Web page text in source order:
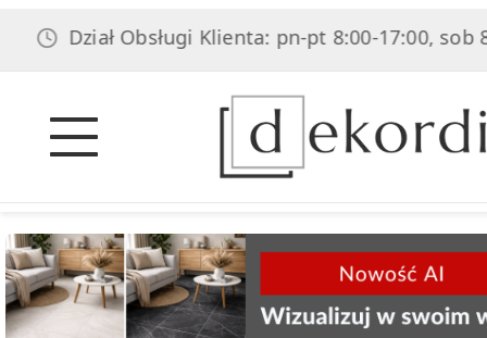
Dział Obsługi Klienta: pn-pt 8:00-17:00, sob 8:00-